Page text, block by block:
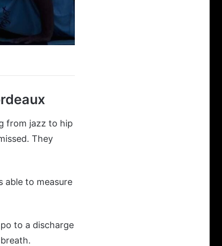
from jazz to hip
They
able to measure
to a discharge